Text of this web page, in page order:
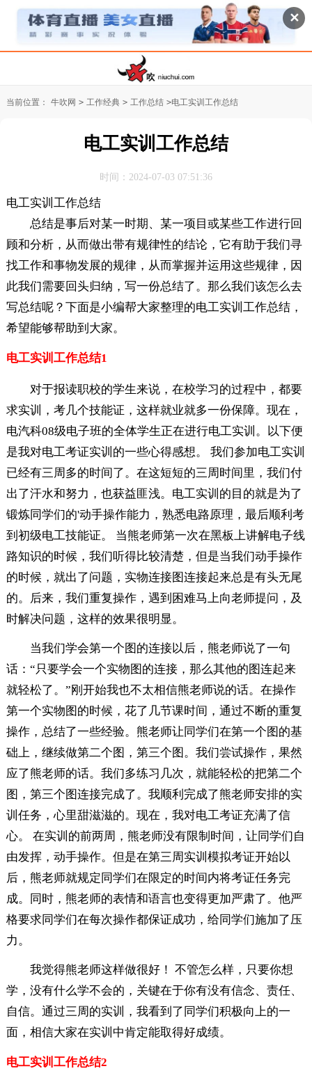
✕
当前位置： 牛吹网 > 工作经典 > 工作总结 >电工实训工作总结
电工实训工作总结
时间：2024-07-03 07:51:36
电工实训工作总结
总结是事后对某一时期、某一项目或某些工作进行回
顾和分析，从而做出带有规律性的结论，它有助于我们寻
找工作和事物发展的规律，从而掌握并运用这些规律，因
此我们需要回头归纳，写一份总结了。那么我们该怎么去
写总结呢？下面是小编帮大家整理的电工实训工作总结，
希望能够帮助到大家。
电工实训工作总结1
对于报读职校的学生来说，在校学习的过程中，都要
求实训，考几个技能证，这样就业就多一份保障。现在，
电汽科08级电子班的全体学生正在进行电工实训。以下便
是我对电工考证实训的一些心得感想。 我们参加电工实训
已经有三周多的时间了。在这短短的三周时间里，我们付
出了汗水和努力，也获益匪浅。电工实训的目的就是为了
锻炼同学们的'动手操作能力，熟悉电路原理，最后顺利考
到初级电工技能证。 当熊老师第一次在黑板上讲解电子线
路知识的时候，我们听得比较清楚，但是当我们动手操作
的时候，就出了问题，实物连接图连接起来总是有头无尾
的。后来，我们重复操作，遇到困难马上向老师提问，及
时解决问题，这样的效果很明显。
当我们学会第一个图的连接以后，熊老师说了一句
话：“只要学会一个实物图的连接，那么其他的图连起来
就轻松了。”刚开始我也不太相信熊老师说的话。在操作
第一个实物图的时候，花了几节课时间，通过不断的重复
操作，总结了一些经验。熊老师让同学们在第一个图的基
础上，继续做第二个图，第三个图。我们尝试操作，果然
应了熊老师的话。我们多练习几次，就能轻松的把第二个
图，第三个图连接完成了。我顺利完成了熊老师安排的实
训任务，心里甜滋滋的。现在，我对电工考证充满了信
心。 在实训的前两周，熊老师没有限制时间，让同学们自
由发挥，动手操作。但是在第三周实训模拟考证开始以
后，熊老师就规定同学们在限定的时间内将考证任务完
成。同时，熊老师的表情和语言也变得更加严肃了。他严
格要求同学们在每次操作都保证成功，给同学们施加了压
力。
我觉得熊老师这样做很好！ 不管怎么样，只要你想
学，没有什么学不会的，关键在于你有没有信念、责任、
自信。通过三周的实训，我看到了同学们积极向上的一
面，相信大家在实训中肯定能取得好成绩。
电工实训工作总结2